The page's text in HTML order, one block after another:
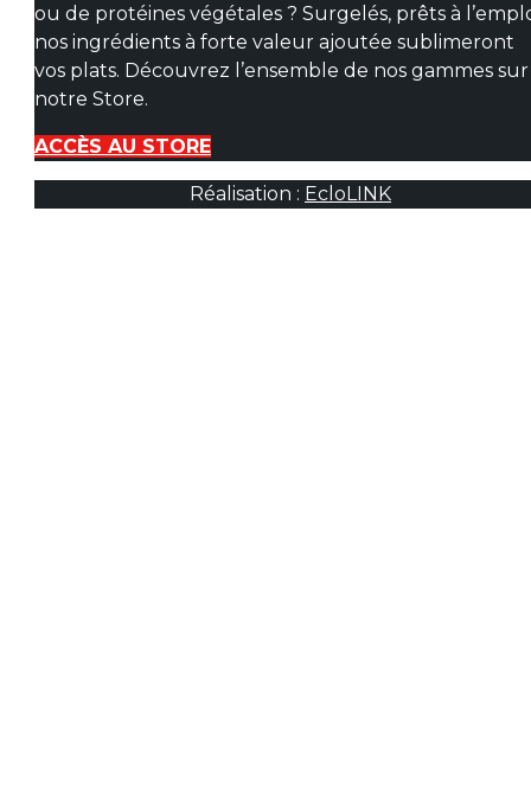
ou de protéines végétales ? Surgelés, prêts à
nos ingrédients à forte valeur ajoutée sublimeront
vos plats. Découvrez l’ensemble de nos gammes sur
notre Store.
ACCÈS AU STORE
Réalisation : EcloLINK